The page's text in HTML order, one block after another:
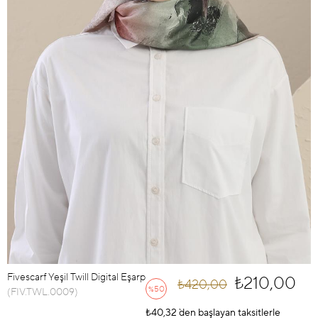
Fivescarf Yeşil Twill Digital Eşarp
(FIV.TWL.0009)
%50
İndirim
₺420,00 ₺210,00
₺40,32 `den başlayan taksitlerle